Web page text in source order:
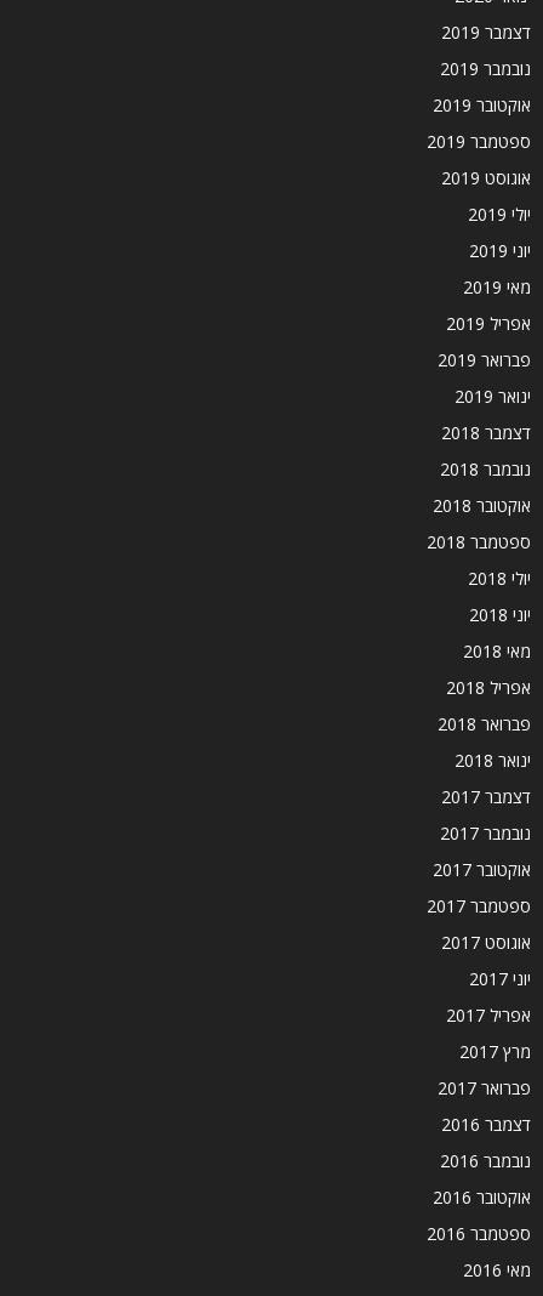
דצמבר 2019
נובמבר 2019
אוקטובר 2019
ספטמבר 2019
אוגוסט 2019
יולי 2019
יוני 2019
מאי 2019
אפריל 2019
פברואר 2019
ינואר 2019
דצמבר 2018
נובמבר 2018
אוקטובר 2018
ספטמבר 2018
יולי 2018
יוני 2018
מאי 2018
אפריל 2018
פברואר 2018
ינואר 2018
דצמבר 2017
נובמבר 2017
אוקטובר 2017
ספטמבר 2017
אוגוסט 2017
יוני 2017
אפריל 2017
מרץ 2017
פברואר 2017
דצמבר 2016
נובמבר 2016
אוקטובר 2016
ספטמבר 2016
מאי 2016